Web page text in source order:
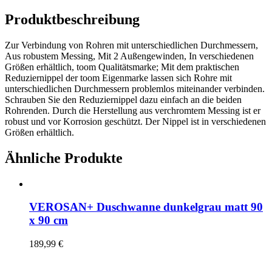
Produktbeschreibung
Zur Verbindung von Rohren mit unterschiedlichen Durchmessern,
Aus robustem Messing, Mit 2 Außengewinden, In verschiedenen
Größen erhältlich, toom Qualitätsmarke; Mit dem praktischen
Reduziernippel der toom Eigenmarke lassen sich Rohre mit
unterschiedlichen Durchmessern problemlos miteinander verbinden.
Schrauben Sie den Reduziernippel dazu einfach an die beiden
Rohrenden. Durch die Herstellung aus verchromtem Messing ist er
robust und vor Korrosion geschützt. Der Nippel ist in verschiedenen
Größen erhältlich.
Ähnliche Produkte
VEROSAN+ Duschwanne dunkelgrau matt 90
x 90 cm
189,99 €